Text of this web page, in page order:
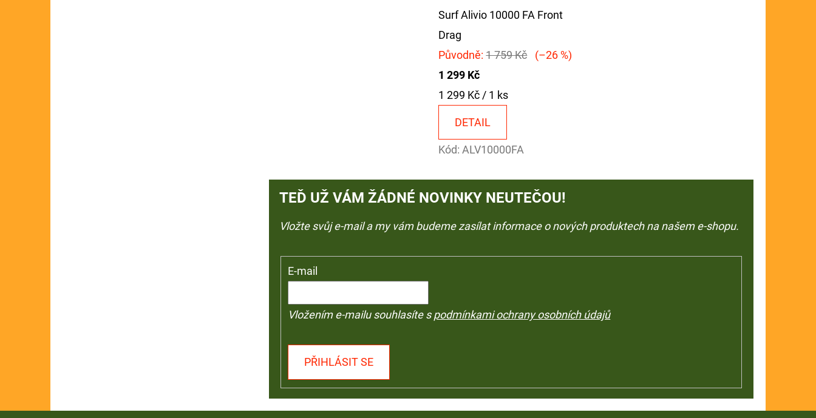
Surf Alivio 10000 FA Front
Drag
Původně:1 759 Kč
(–26 %)
1 299 Kč
Měrná
1 299 Kč / 1 ks
DETAIL
Kód:ALV10000FA
TEĎ UŽ VÁM ŽÁDNÉ NOVINKY NEUTEČOU!
Vložte svůj e-mail a my vám budeme zasílat informace o nových produktech na našem e-shopu.
E-mail
Vložením e-mailu souhlasíte spodmínkami ochrany osobních údajů
PŘIHLÁSIT SE